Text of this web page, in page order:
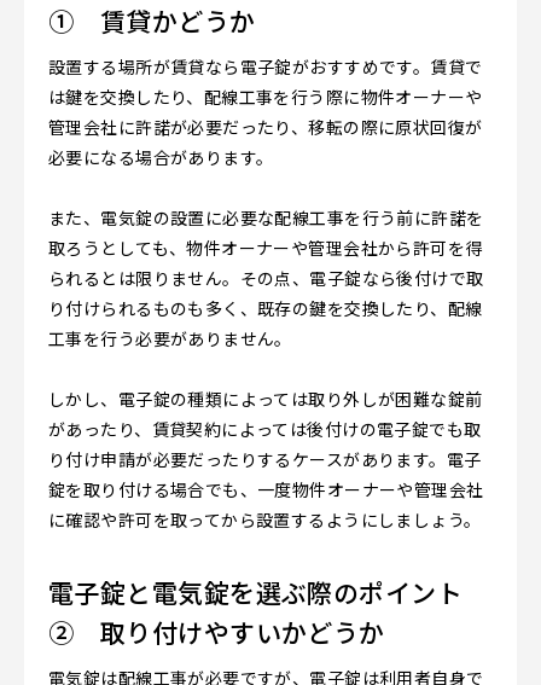
① 賃貸かどうか
設置する場所が賃貸なら電子錠がおすすめです。賃貸で
は鍵を交換したり、配線工事を行う際に物件オーナーや
管理会社に許諾が必要だったり、移転の際に原状回復が
必要になる場合があります。
また、電気錠の設置に必要な配線工事を行う前に許諾を
取ろうとしても、物件オーナーや管理会社から許可を得
られるとは限りません。その点、電子錠なら後付けで取
り付けられるものも多く、既存の鍵を交換したり、配線
工事を行う必要がありません。
しかし、電子錠の種類によっては取り外しが困難な錠前
があったり、賃貸契約によっては後付けの電子錠でも取
り付け申請が必要だったりするケースがあります。電子
錠を取り付ける場合でも、一度物件オーナーや管理会社
に確認や許可を取ってから設置するようにしましょう。
電子錠と電気錠を選ぶ際のポイント
② 取り付けやすいかどうか
電気錠は配線工事が必要ですが、電子錠は利用者自身で